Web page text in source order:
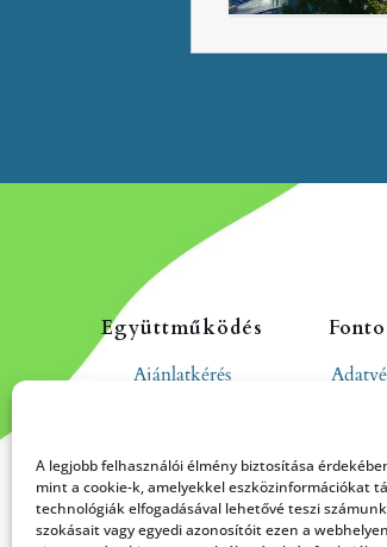
A legjobb felhasználói élmény biztosítása
mint a cookie-k, amelyekkel eszközinformációkat
technológiák elfogadásával lehetővé teszi
szokásait vagy egyedi azonosítóit ezen a
Együttműködés
Ajánlatkérés